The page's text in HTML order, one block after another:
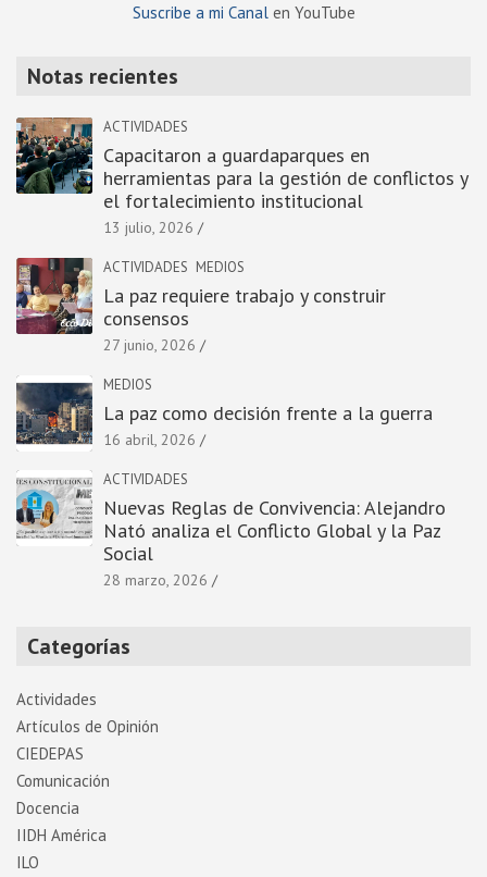
Suscribe a mi Canalen YouTube
Notas recientes
ACTIVIDADES
Capacitaron a guardaparques en
herramientas para la gestión de conflictos y
el fortalecimiento institucional
13 julio, 2026
ACTIVIDADES MEDIOS
La paz requiere trabajo y construir
consensos
27 junio, 2026
MEDIOS
La paz como decisión frente a la guerra
16 abril, 2026
ACTIVIDADES
Nuevas Reglas de Convivencia: Alejandro
Nató analiza el Conflicto Global y la Paz
Social
28 marzo, 2026
Categorías
Actividades
Artí­culos de Opinión
CIEDEPAS
Comunicación
Docencia
IIDH América
ILO